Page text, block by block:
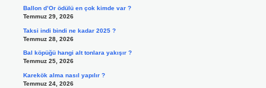
Ballon d’Or ödülü en çok kimde var ?
Temmuz 29, 2026
Taksi indi bindi ne kadar 2025 ?
Temmuz 28, 2026
Bal köpüğü hangi alt tonlara yakışır ?
Temmuz 25, 2026
Karekök alma nasıl yapılır ?
Temmuz 24, 2026